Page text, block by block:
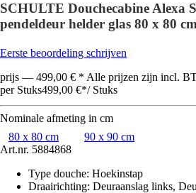
SCHULTE Douchecabine Alexa
pendeldeur helder glas 80 x 80
Eerste beoordeling schrijven
prijs — 499,00 € * Alle prijzen zijn incl.
per Stuks499,00 €*/ Stuks
Nominale afmeting in cm
80 x 80 cm
90 x 90 cm
Art.nr. 5884868
Type douche: Hoekinstap
Draairichting: Deuraanslag links,